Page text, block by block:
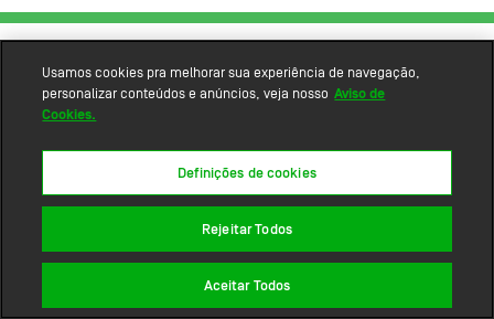
Usamos cookies pra melhorar sua experiência de navegação,
personalizar conteúdos e anúncios, veja nosso Aviso de
Cookies.
Definições de cookies
Rejeitar Todos
Aceitar Todos